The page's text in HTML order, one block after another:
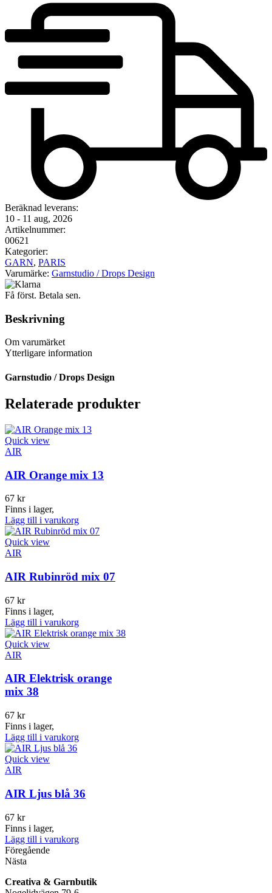
Beräknad leverans:
10 - 11 aug, 2026
Artikelnummer:
00621
Kategorier:
GARN, PARIS
Varumärke: Garnstudio / Drops Design
Få först. Betala sen.
Beskrivning
Om varumärket
Ytterligare information
Garnstudio / Drops Design
Relaterade produkter
Quick view
AIR
AIR Orange mix 13
67 kr
Finns i lager,
Lägg till i varukorg
Quick view
AIR
AIR Rubinröd mix 07
67 kr
Finns i lager,
Lägg till i varukorg
Quick view
AIR
AIR Elektrisk orange
mix 38
67 kr
Finns i lager,
Lägg till i varukorg
Quick view
AIR
AIR Ljus blå 36
67 kr
Finns i lager,
Lägg till i varukorg
Föregående
Nästa
Creativa & Garnbutik